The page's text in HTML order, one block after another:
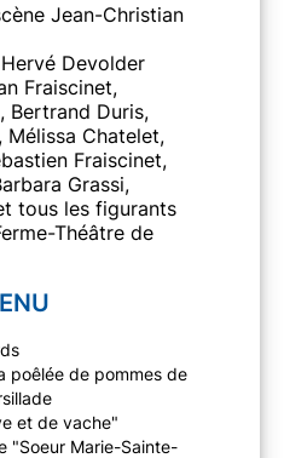
Jean-Christian
Devolder
Fraiscinet,
Bertrand Duris,
Mélissa Chatelet,
Fraiscinet,
Grassi,
tous les figurants
Théâtre de
poêlée de pommes de
et de vache"
"Soeur Marie-Sainte-